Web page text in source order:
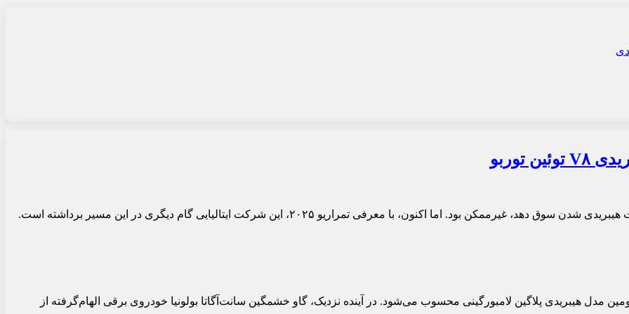
اما اکنون، با معرفی تمراریو ۲۰۲۵، این شرکت ایتالیایی گام دیگری در این مسیر برداشته است.
مدل هیبریدی پلاگین لامبورگینی محسوب می‌شود. در آینده نزدیک، گاو خشمگین سانت‌آگاتا بولونیا خودروی برقی الهام‌گرفته از